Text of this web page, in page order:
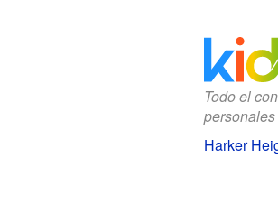
Todo el
Harker